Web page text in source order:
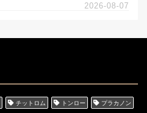
2026-08-07
チットロム トンロー プラカノン